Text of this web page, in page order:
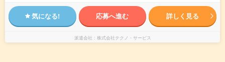
気になる! 応募へ進む 詳しく見る
派遣会社 株式会社テクノ・サービス